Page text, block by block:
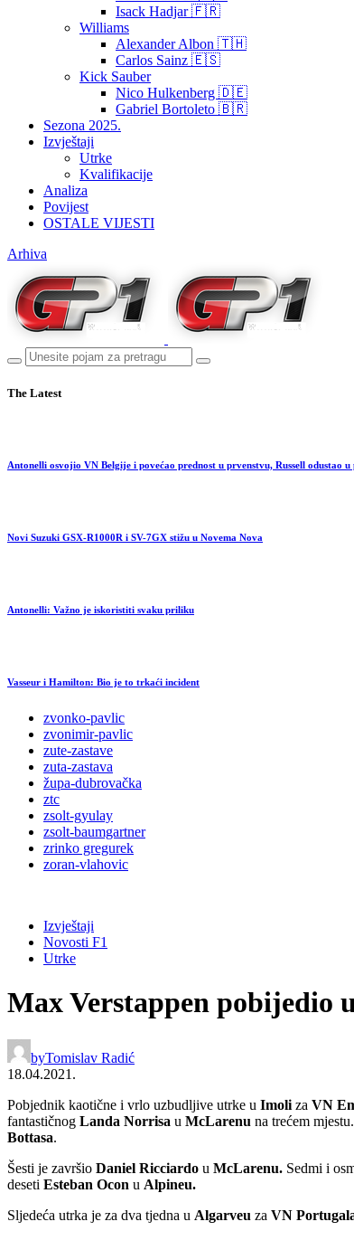
Isack Hadjar 🇫🇷
Williams
Alexander Albon 🇹🇭
Carlos Sainz 🇪🇸
Kick Sauber
Nico Hulkenberg 🇩🇪
Gabriel Bortoleto 🇧🇷
Sezona 2025.
Izvještaji
Utrke
Kvalifikacije
Analiza
Povijest
OSTALE VIJESTI
Arhiva
The Latest
Antonelli osvojio VN Belgije i povećao prednost u prvenstvu, Russell odustao
Novi Suzuki GSX-R1000R i SV-7GX stižu u Novema Nova
Antonelli: Važno je iskoristiti svaku priliku
Vasseur i Hamilton: Bio je to trkaći incident
zvonko-pavlic
zvonimir-pavlic
zute-zastave
zuta-zastava
župa-dubrovačka
ztc
zsolt-gyulay
zsolt-baumgartner
zrinko gregurek
zoran-vlahovic
Izvještaji
Novosti F1
Utrke
Max Verstappen
byTomislav Radić
18.04.2021.
Pobjednik kaotične i vrlo uzbudljive utrke u Imoli za VN
fantastičnog Landa Norrisa u McLarenu na trećem
Bottasa.
Šesti je završio Daniel Ricciardo u McLarenu. Sedmi i
deseti Esteban Ocon u Alpineu.
Sljedeća utrka je za dva tjedna u Algarveu za VN